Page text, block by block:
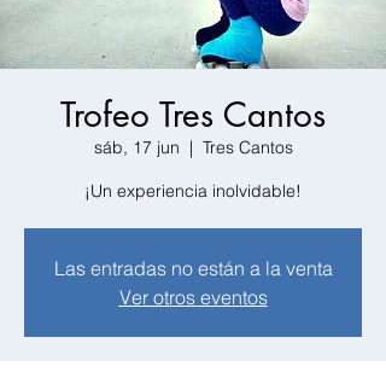
Trofeo Tres Cantos
sáb, 17 jun
  |
Tres Cantos
¡Un experiencia inolvidable!
Las entradas no están a la venta
Ver otros eventos